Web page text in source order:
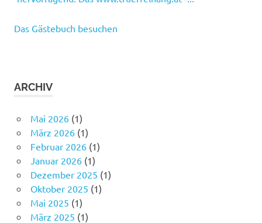
Das Gästebuch besuchen
ARCHIV
Mai 2026(1)
März 2026(1)
Februar 2026(1)
Januar 2026(1)
Dezember 2025 (1)
Oktober 2025 (1)
Mai 2025 (1)
März 2025 (1)